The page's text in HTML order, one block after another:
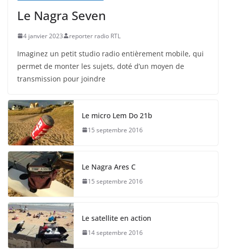
Le Nagra Seven
4 janvier 2023 reporter radio RTL
Imaginez un petit studio radio entièrement mobile, qui
permet de monter les sujets, doté d’un moyen de
transmission pour joindre
Le micro Lem Do 21b
15 septembre 2016
Le Nagra Ares C
15 septembre 2016
Le satellite en action
14 septembre 2016